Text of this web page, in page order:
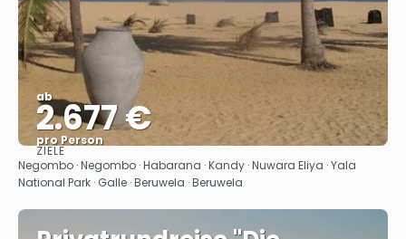
ab
2.677 €
pro Person
Sehen
ZIELE
Negombo · Negombo · Habarana · Kandy · Nuwara Eliya · Yala
National Park · Galle · Beruwela · Beruwela